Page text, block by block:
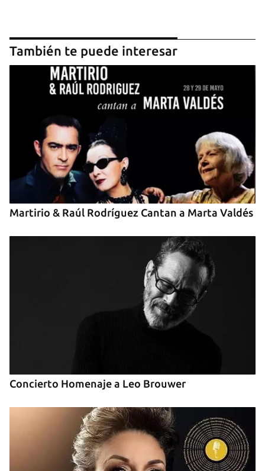
Guardar como favorito
Para poder guardar como favorito, primero has de
iniciar sesión con tu cuenta de 14ymedio.
INICIAR SESIÓN CANCELAR
También te puede interesar
Martirio & Raúl Rodríguez Cantan a Marta Valdés
Concierto Homenaje a Leo Brouwer